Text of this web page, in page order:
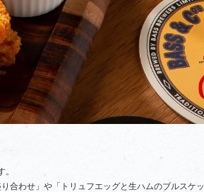
合わせ」や「トリュフエッグと生ハムのブルスケッ